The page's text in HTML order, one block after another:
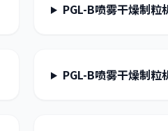
PGL-B喷雾干燥制粒
PGL-B喷雾干燥制粒